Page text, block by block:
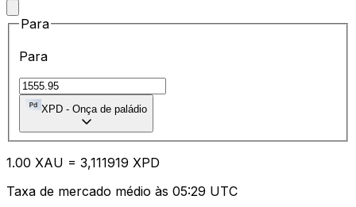
Para
Para
XPD - Onça de paládio
1.00 XAU = 3,111919 XPD
Taxa de mercado médio às 05:29 UTC